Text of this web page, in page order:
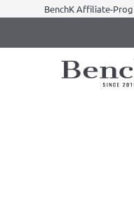
BenchK Affiliate-